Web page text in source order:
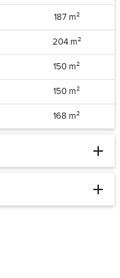
187 m²
204 m²
150 m²
150 m²
168 m²